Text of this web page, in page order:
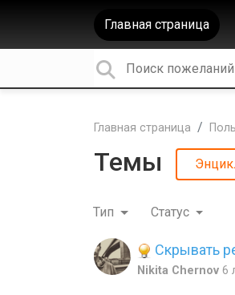
Главная страница
Главная страница
Темы
Тип Статус
Скрывать
Nikita Chernov 6